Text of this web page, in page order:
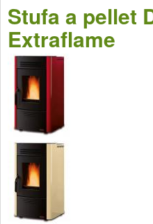
Stufa a pellet
Extraflame